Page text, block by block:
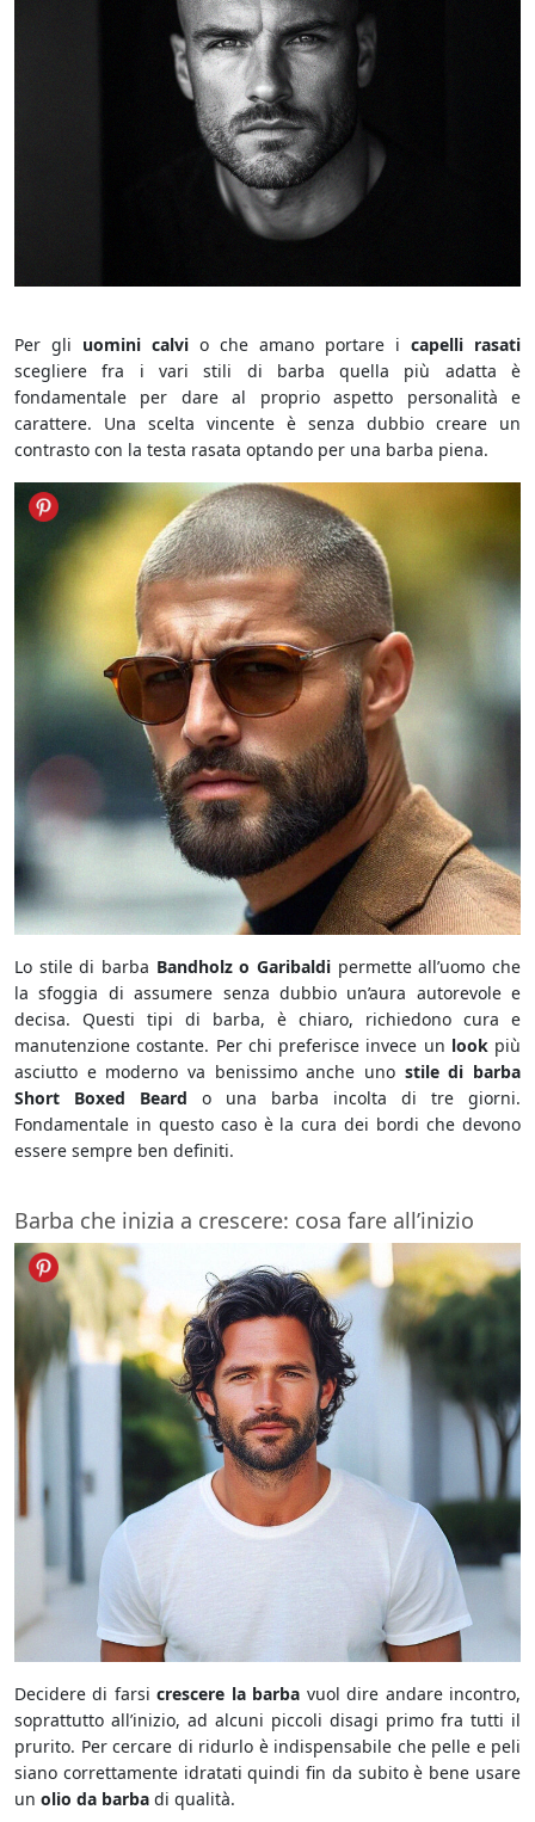
Per gli uomini calvi o che amano portare i capelli rasati
scegliere fra i vari stili di barba quella più adatta è
fondamentale per dare al proprio aspetto personalità e
carattere. Una scelta vincente è senza dubbio creare un
contrasto con la testa rasata optando per una barba piena.
Lo stile di barba Bandholz o Garibaldi permette all’uomo che
la sfoggia di assumere senza dubbio un’aura autorevole e
decisa. Questi tipi di barba, è chiaro, richiedono cura e
manutenzione costante. Per chi preferisce invece un lookpiù
asciutto e moderno va benissimo anche uno stile di barba
Short Boxed Beard o una barba incolta di tre giorni.
Fondamentale in questo caso è la cura dei bordi che devono
essere sempre ben definiti.
Barba che inizia a crescere: cosa fare all’inizio
Decidere di farsicrescere la barba vuol dire andare incontro,
soprattutto all’inizio, ad alcuni piccoli disagi primo fra tutti il
prurito. Per cercare di ridurlo è indispensabile che pelle e peli
siano correttamente idratati quindi fin da subito è bene usare
un olio da barba di qualità.